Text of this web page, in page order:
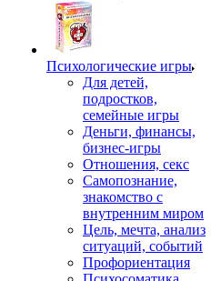
Психологические игры
Для детей,
подростков,
семейные игры
Деньги, финансы,
бизнес-игры
Отношения, секс
Самопознание,
знакомство с
внутренним миром
Цель, мечта, анализ
ситуаций, событий
Профориентация